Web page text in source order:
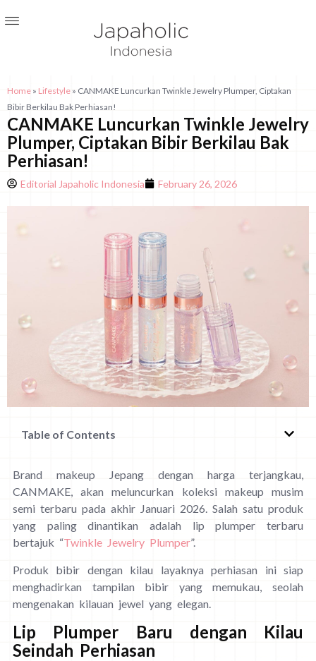
Home » Lifestyle » CANMAKE Luncurkan Twinkle Jewelry Plumper, Ciptakan
Bibir Berkilau Bak Perhiasan!
CANMAKE Luncurkan Twinkle Jewelry
Plumper, Ciptakan Bibir Berkilau Bak
Perhiasan!
Editorial Japaholic Indonesia February 26, 2026
Table of Contents
Brand makeup Jepang dengan harga terjangkau,
CANMAKE, akan meluncurkan koleksi makeup musim
semi terbaru pada akhir Januari 2026. Salah satu produk
yang paling dinantikan adalah lip plumper terbaru
bertajuk “Twinkle Jewelry Plumper”.
Produk bibir dengan kilau layaknya perhiasan ini siap
menghadirkan tampilan bibir yang memukau, seolah
mengenakan kilauan jewel yang elegan.
Lip Plumper Baru dengan Kilau
Seindah Perhiasan